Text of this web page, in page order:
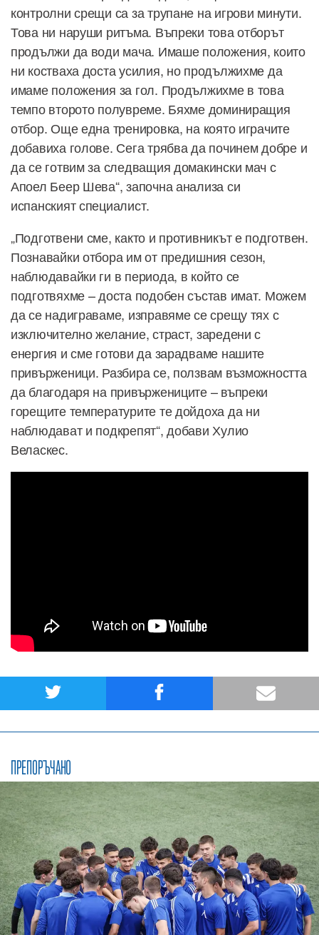
контролни срещи са за трупане на игрови минути.
Това ни наруши ритъма. Въпреки това отборът
продължи да води мача. Имаше положения, които
ни костваха доста усилия, но продължихме да
имаме положения за гол. Продължихме в това
темпо второто полувреме. Бяхме доминиращия
отбор. Още една тренировка, на която играчите
добавиха голове. Сега трябва да починем добре и
да се готвим за следващия домакински мач с
Апоел Беер Шева“, започна анализа си
испанският специалист.
„Подготвени сме, както и противникът е подготвен.
Познавайки отбора им от предишния сезон,
наблюдавайки ги в периода, в който се
подготвяхме – доста подобен състав имат. Можем
да се надиграваме, изправяме се срещу тях с
изключително желание, страст, заредени с
енергия и сме готови да зарадваме нашите
привърженици. Разбира се, ползвам възможността
да благодаря на привържениците – въпреки
горещите температурите те дойдоха да ни
наблюдават и подкрепят“, добави Хулио
Веласкес.
ПРЕПОРЪЧАНО